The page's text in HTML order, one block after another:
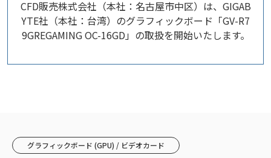
CFD販売株式会社（本社：名古屋市中区）は、GIGAB
YTE社（本社：台湾）のグラフィックボード「GV-R7
9GREGAMING OC-16GD」の取扱を開始いたします。
グラフィックボード (GPU) / ビデオカード